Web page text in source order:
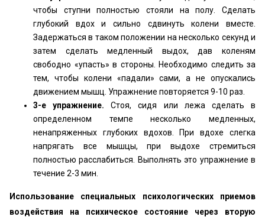
чтобы ступни полностью стояли на полу. Сделать
глубокий вдох и сильно сдвинуть колени вместе.
Задержаться в таком положении на несколько секунд и
затем сделать медленный выдох, дав коленям
свободно «упасть» в стороны. Необходимо следить за
тем, чтобы колени «падали» сами, а не опускались
движением мышц. Упражнение повторяется 9-10 раз.
3-е упражнение.Стоя, сидя или лежа сделать в
определенном темпе несколько медленных,
ненапряженных глубоких вдохов. При вдохе слегка
напрягать все мышцы, при выдохе стремиться
полностью расслабиться. Выполнять это упражнение в
течение 2-3 мин.
Использование специальных психологических приемов
воздействия на психическое состояние через вторую